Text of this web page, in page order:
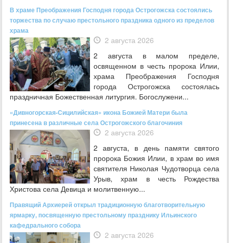
В храме Преображения Господня города Острогожска состоялись
торжества по случаю престольного праздника одного из пределов
храма
2 августа 2026
2 августа в малом пределе,
освященном в честь пророка Илии,
храма Преображения Господня
города Острогожска состоялась
праздничная Божественная литургия. Богослужени...
«Дивногорская-Сицилийская» икона Божией Матери была
принесена в различные села Острогожского благочиния
2 августа 2026
2 августа, в день памяти святого
пророка Божия Илии, в храм во имя
святителя Николая Чудотворца села
Урыв, храм в честь Рождества
Христова села Девица и молитвенную...
Правящий Архиерей открыл традиционную благотворительную
ярмарку, посвященную престольному празднику Ильинского
кафедрального собора
2 августа 2026